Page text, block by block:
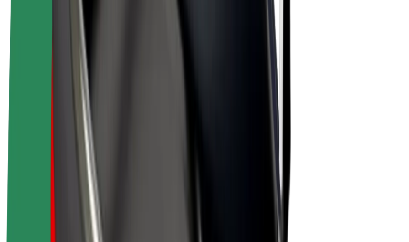
Autovadītāji
Autovadītāja ieņēmumi
Kurjeri
Kurjerpartnera ieņēmumi
Bolt Food tirgotāji
Reģistrē autoparku
Franšīzes
Par uzņēmumu